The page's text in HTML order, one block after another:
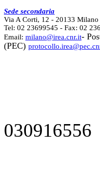
Sede secondaria
Via A Corti, 12 - 20133 Milano
Tel: 02 23699545 - Fax: 02
Email: milano@irea.cnr.it-
(PEC)
030916556